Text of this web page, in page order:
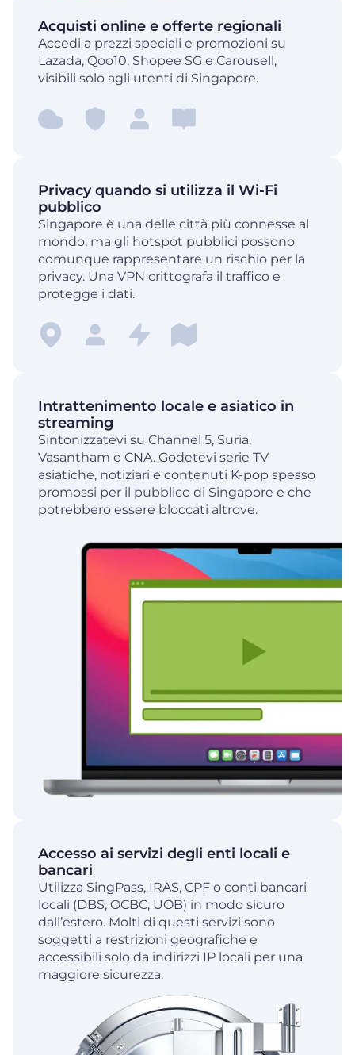
Acquisti online e offerte regionali
Accedi a prezzi speciali e promozioni su
Lazada, Qoo10, Shopee SG e Carousell,
visibili solo agli utenti di Singapore.
Privacy quando si utilizza il Wi-Fi
pubblico
Singapore è una delle città più connesse al
mondo, ma gli hotspot pubblici possono
comunque rappresentare un rischio per la
privacy. Una VPN crittografa il traffico e
protegge i dati.
Intrattenimento locale e asiatico in
streaming
Sintonizzatevi su Channel 5, Suria,
Vasantham e CNA. Godetevi serie TV
asiatiche, notiziari e contenuti K-pop spesso
promossi per il pubblico di Singapore e che
potrebbero essere bloccati altrove.
Accesso ai servizi degli enti locali e
bancari
Utilizza SingPass, IRAS, CPF o conti bancari
locali (DBS, OCBC, UOB) in modo sicuro
dall’estero. Molti di questi servizi sono
soggetti a restrizioni geografiche e
accessibili solo da indirizzi IP locali per una
maggiore sicurezza.